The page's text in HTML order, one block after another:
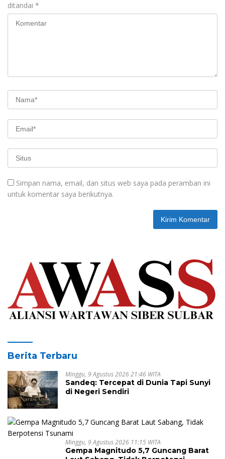
ditandai *
Simpan nama, email, dan situs web saya pada peramban ini
untuk komentar saya berikutnya.
Berita Terbaru
Minggu, 9 Agustus 2026 21:46 WITA
Sandeq: Tercepat di Dunia Tapi Sunyi
di Negeri Sendiri
Minggu, 9 Agustus 2026 11:15 WITA
Gempa Magnitudo 5,7 Guncang Barat